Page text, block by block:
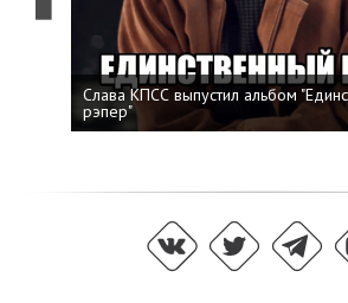
Слава КПСС выпустил альбом
рэпер"